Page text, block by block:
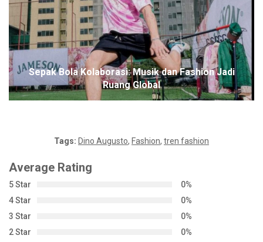
Sepak Bola Kolaborasi: Musik dan Fashion Jadi
Ruang Global
Tags: Dino Augusto, Fashion, tren fashion
Average Rating
5 Star
0%
4 Star
0%
3 Star
0%
2 Star
0%